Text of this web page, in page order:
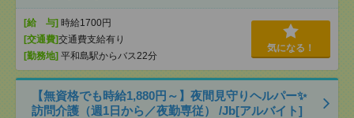
[給 与] 時給1700円
[交通費]交通費支給有り
[勤務地] 平和島駅からバス22分
気になる！
【無資格でも時給1,880円～】夜間見守りヘルパー✨
訪問介護（週1日から／夜勤専従） /Jb[アルバイト]